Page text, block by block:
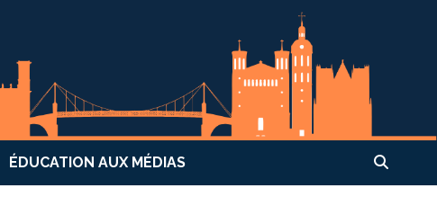
ÉDUCATION AUX MÉDIAS